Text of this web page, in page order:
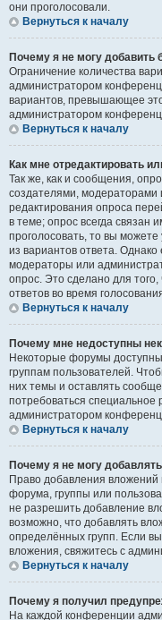
они проголосовали.
Вернуться к началу
Почему я не могу добавить
Ограничение количества
администратором
вариантов, превышающее
администратором
Вернуться к началу
Как мне отредактировать
Так же, как и сообщения,
создателями,
редактирования опроса
в теме; опрос всегда связан
проголосовать, то вы
из вариантов ответа. Однако
модераторы или
опрос. Это сделано для
ответов во время
Вернуться к началу
Почему мне недоступны
Некоторые форумы
группам пользователей.
них темы и оставлять
потребоваться
администратором
Вернуться к началу
Почему я не могу
Право добавления
форума, группы или
не разрешить добавление
возможно, что добавлять
определённых групп. Если
вложения, свяжитесь с
Вернуться к началу
Почему я получил
На каждой конференции